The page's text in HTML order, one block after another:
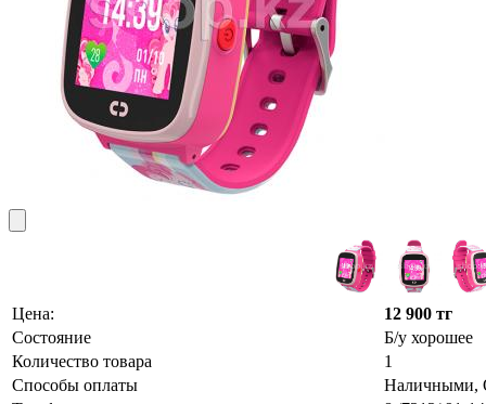
Цена:
12 900 тг
Состояние
Б/у хорошее
Количество товара
1
Способы оплаты
Наличными,